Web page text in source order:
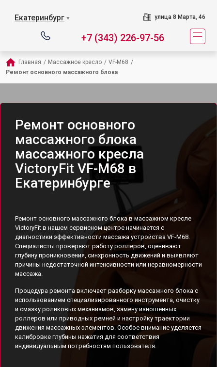
Екатеринбург ▼ улица 8 Марта, 46
+7 (343) 226-97-56
Главная / Массажное кресло / VF-M68 /
Ремонт основного массажного блока
Ремонт основного
массажного блока
массажного кресла
VictoryFit VF-M68 в
Екатеринбурге
Ремонт основного массажного блока в массажном кресле
VictoryFit в нашем сервисном центре начинается с
диагностики эффективности массажа устройства VF-M68.
Специалисты проверяют работу роллеров, оценивают
глубину проникновения, синхронность движений и выявляют
причины недостаточной интенсивности или неравномерности
массажа.
Процедура ремонта включает разборку массажного блока с
использованием специализированного инструмента, очистку
и смазку роликовых механизмов, замену изношенных
роллеров или приводных ремней и настройку траектории
движения массажных элементов. Особое внимание уделяется
калибровке глубины нажатия для соответствия
индивидуальным потребностям пользователя.